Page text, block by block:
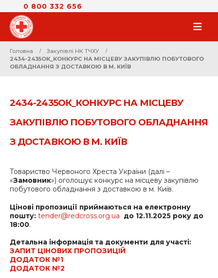
0 800 332 656
Головна
Закупівлі НК ТЧХУ
2434-2435ОК_КОНКУРС НА МІСЦЕВУ ЗАКУПІВЛЮ ПОБУТОВОГО
ОБЛАДНАННЯ З ДОСТАВКОЮ В М. КИЇВ
2434-2435ОК_КОНКУРС НА МІСЦЕВУ
ЗАКУПІВЛЮ ПОБУТОВОГО ОБЛАДНАННЯ
З ДОСТАВКОЮ В М. КИЇВ
Товариство Червоного Хреста України (далі –
«Замовник») оголошує конкурс на місцеву закупівлю
побутового обладнання з доставкою в м. Київ.
Цінові пропозиції приймаються на електронну
пошту: tender@redcross.org.ua до 12.11.2025 року до
18:00.
Детальна інформація та документи для участі:
ЗАПИТ ЦІНОВИХ ПРОПОЗИЦІЙ
ДОДАТОК №1
ДОДАТОК №2